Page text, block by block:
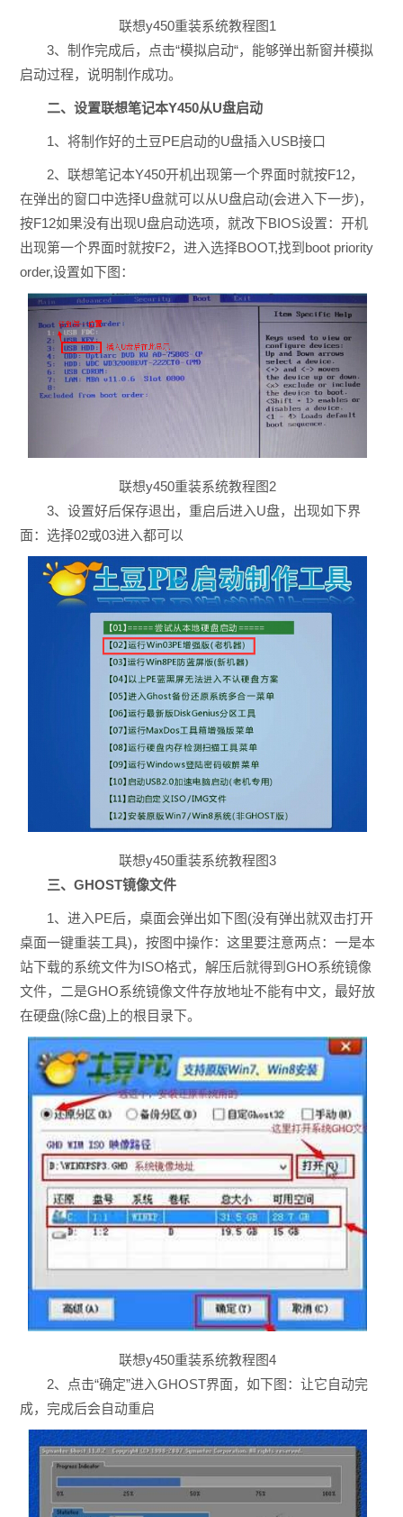
联想y450重装系统教程图1
3、制作完成后，点击“模拟启动“，能够弹出新窗并模拟
启动过程，说明制作成功。
二、设置联想笔记本Y450从U盘启动
1、将制作好的土豆PE启动的U盘插入USB接口
2、联想笔记本Y450开机出现第一个界面时就按F12，
在弹出的窗口中选择U盘就可以从U盘启动(会进入下一步)，
按F12如果没有出现U盘启动选项，就改下BIOS设置：开机
出现第一个界面时就按F2，进入选择BOOT,找到boot priority
order,设置如下图：
联想y450重装系统教程图2
3、设置好后保存退出，重启后进入U盘，出现如下界
面：选择02或03进入都可以
联想y450重装系统教程图3
三、GHOST镜像文件
1、进入PE后，桌面会弹出如下图(没有弹出就双击打开
桌面一键重装工具)，按图中操作：这里要注意两点：一是本
站下载的系统文件为ISO格式，解压后就得到GHO系统镜像
文件，二是GHO系统镜像文件存放地址不能有中文，最好放
在硬盘(除C盘)上的根目录下。
联想y450重装系统教程图4
2、点击“确定”进入GHOST界面，如下图：让它自动完
成，完成后会自动重启